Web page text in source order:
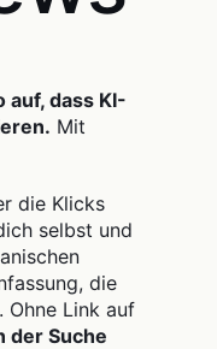
auf, dass KI-
Mit
die Klicks
selbst und
die
Ohne Link auf
der Suche